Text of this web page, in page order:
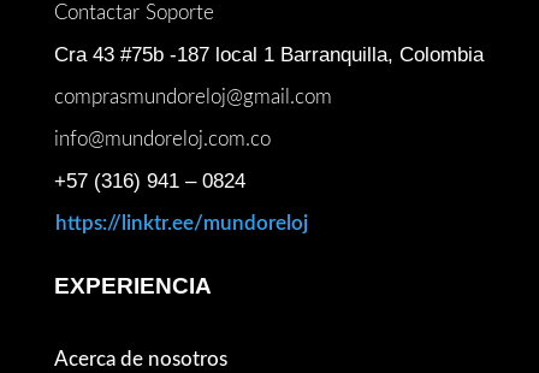
Contactar Soporte
Cra 43 #75b -187 local 1 Barranquilla, Colombia
comprasmundoreloj@gmail.com
info@mundoreloj.com.co
+57 (316) 941 – 0824
https://linktr.ee/mundoreloj
EXPERIENCIA
Acerca de nosotros